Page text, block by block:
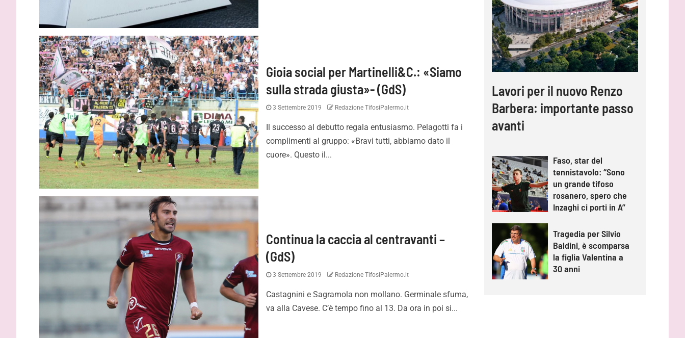
Gioia social per Martinelli&C.: «Siamo
sulla strada giusta»- (GdS)
3 Settembre 2019 Redazione TifosiPalermo.it
Il successo al debutto regala entusiasmo. Pelagotti fa i
complimenti al gruppo: «Bravi tutti, abbiamo dato il
cuore». Questo il...
Continua la caccia al centravanti –
(GdS)
3 Settembre 2019 Redazione TifosiPalermo.it
Castagnini e Sagramola non mollano. Germinale sfuma,
va alla Cavese. C’è tempo fino al 13. Da ora in poi si...
Lavori per il nuovo Renzo
Barbera: importante passo
avanti
Faso, star del
tennistavolo: “Sono
un grande tifoso
rosanero, spero che
Inzaghi ci porti in A”
Tragedia per Silvio
Baldini, è scomparsa
la figlia Valentina a
30 anni